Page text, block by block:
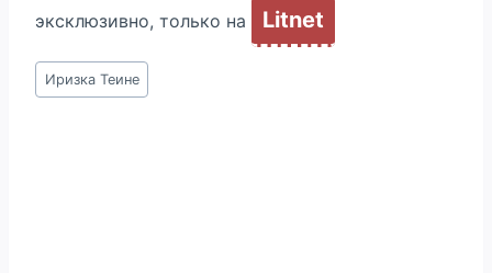
эксклюзивно, только на
Litnet
Метки
записи:
Иризка Теине